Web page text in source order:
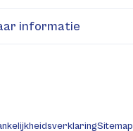
informatie
Sitemap